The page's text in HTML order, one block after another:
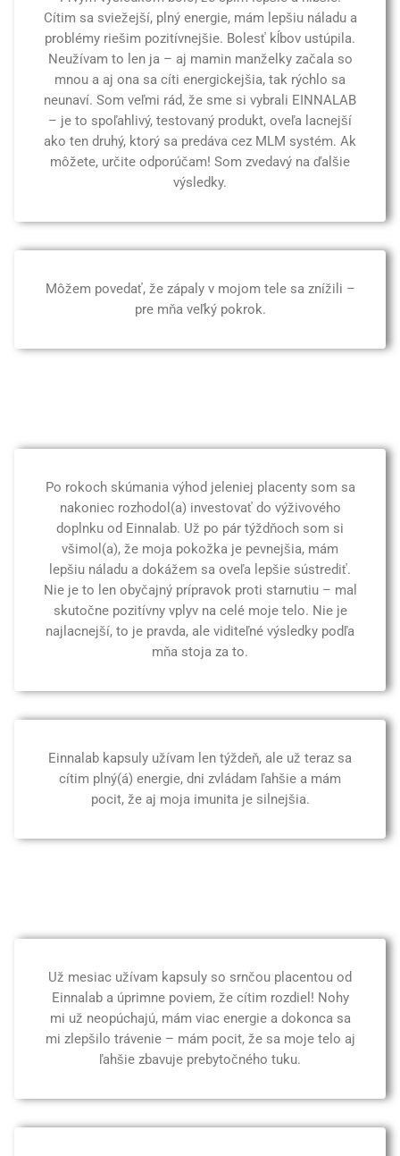
Cítim sa sviežejší, plný energie, mám lepšiu náladu a
problémy riešim pozitívnejšie. Bolesť kĺbov ustúpila.
Neužívam to len ja – aj mamin manželky začala so
mnou a aj ona sa cíti energickejšia, tak rýchlo sa
neunaví. Som veľmi rád, že sme si vybrali EINNALAB
– je to spoľahlivý, testovaný produkt, oveľa lacnejší
ako ten druhý, ktorý sa predáva cez MLM systém. Ak
môžete, určite odporúčam! Som zvedavý na ďalšie
výsledky.
Môžem povedať, že zápaly v mojom tele sa znížili –
pre mňa veľký pokrok.
Po rokoch skúmania výhod jeleniej placenty som sa
nakoniec rozhodol(a) investovať do výživového
doplnku od Einnalab. Už po pár týždňoch som si
všimol(a), že moja pokožka je pevnejšia, mám
lepšiu náladu a dokážem sa oveľa lepšie sústrediť.
Nie je to len obyčajný prípravok proti starnutiu – mal
skutočne pozitívny vplyv na celé moje telo. Nie je
najlacnejší, to je pravda, ale viditeľné výsledky podľa
mňa stoja za to.
Einnalab kapsuly užívam len týždeň, ale už teraz sa
cítim plný(á) energie, dni zvládam ľahšie a mám
pocit, že aj moja imunita je silnejšia.
Už mesiac užívam kapsuly so srnčou placentou od
Einnalab a úprimne poviem, že cítim rozdiel! Nohy
mi už neopúchajú, mám viac energie a dokonca sa
mi zlepšilo trávenie – mám pocit, že sa moje telo aj
ľahšie zbavuje prebytočného tuku.